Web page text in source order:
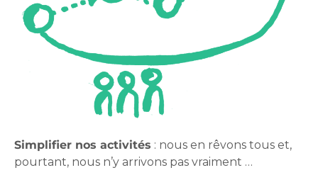
Simplifier nos activités : nous en rêvons tous et,
pourtant, nous n’y arrivons pas vraiment …